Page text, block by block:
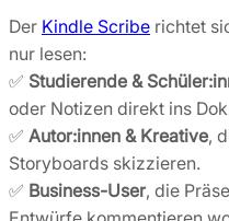
Der Kindle Scribe richtet
nur lesen:
✅ Studierende &
oder Notizen direkt ins
✅ Autor:innen & Kreative,
Storyboards skizzieren.
✅ Business-User, die